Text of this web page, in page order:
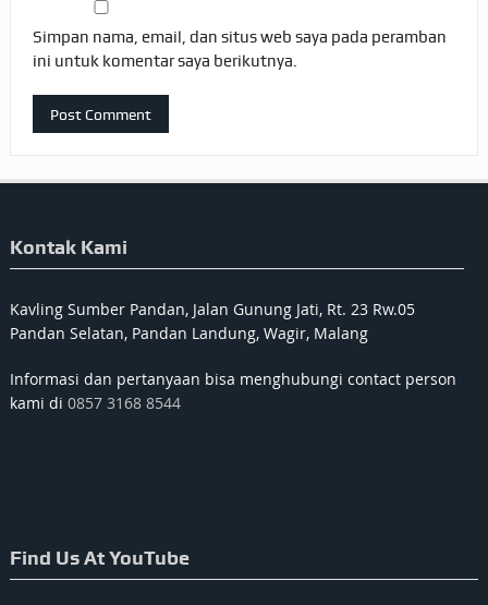
Simpan nama, email, dan situs web saya pada peramban
ini untuk komentar saya berikutnya.
Kontak Kami
Kavling Sumber Pandan, Jalan Gunung Jati, Rt. 23 Rw.05
Pandan Selatan, Pandan Landung, Wagir, Malang
Informasi dan pertanyaan bisa menghubungi contact person
kami di 0857 3168 8544
Find Us At YouTube